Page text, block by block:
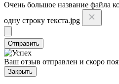
Очень большое название файла
одну строку текста.jpg
Отправить
Ваш отзыв отправлен и скоро
Закрыть